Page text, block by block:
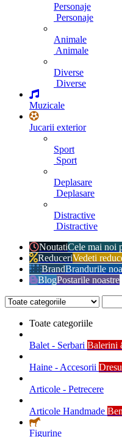
Personaje
Personaje
Animale
Animale
Diverse
Diverse
Muzicale
Jucarii exterior
Sport
Sport
Deplasare
Deplasare
Distractive
Distractive
NoutatiCele mai noi
ReduceriVedeti
BrandBrandurile
BlogPostarile noastre
Toate categoriile
Balet - Serbari Balerini
Haine - Accesorii
Articole - Petrecere
Articole Handmade
Figurine